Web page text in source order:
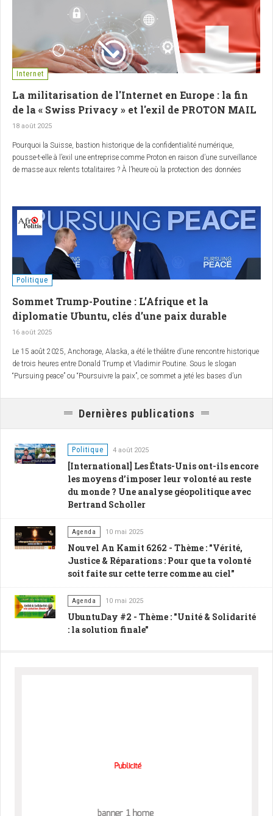
Internet
La militarisation de l'Internet en Europe : la fin
de la « Swiss Privacy » et l'exil de PROTON MAIL
18 août 2025
Pourquoi la Suisse, bastion historique de la confidentialité numérique,
pousse-t-elle à l’exil une entreprise comme Proton en raison d’une surveillance
de masse aux relents totalitaires ? À l’heure où la protection des données
Swiss Privacy » ? Ce départ forcé de Proton marque-t-il un tournant dans la
militarisation de l’Internet en Europe ? Face à ce basculement, quelles
stratégies l’Afrique peut-elle adopter pour récupérer sa souveraineté numérique
et attirer des investissements d'entreprises comme Proton en se positionnant
comme un refuge de la vie privée ?
Politique
Sommet Trump-Poutine : L’Afrique et la
diplomatie Ubuntu, clés d’une paix durable
16 août 2025
Le 15 août 2025, Anchorage, Alaska, a été le théâtre d’une rencontre historique
de trois heures entre Donald Trump et Vladimir Poutine. Sous le slogan
“Pursuing peace” ou “Poursuivre la paix”, ce sommet a jeté les bases d’un
pragmatique, axée sur des "deals" entre belligérants, peut-elle suffire à forger
une paix durable en Ukraine et dans le monde ? Face à une course aux
vivant, et la solidarité –, pourrait-elle offrir une alternative radicalement nouvelle
? En explorant ce tournant historique, AfroPolitis vous invite à découvrir
comment le continent peut contribuer à redessiner les règles d’un monde
multipolaire à même de garantir une paix mondiale durable.
Dernières publications
Politique 4 août 2025
[International] Les États-Unis ont-ils encore
les moyens d’imposer leur volonté au reste
du monde ? Une analyse géopolitique avec
Bertrand Scholler
Agenda 10 mai 2025
Nouvel An Kamit 6262 - Thème : "Vérité,
Justice & Réparations : Pour que ta volonté
soit faite sur cette terre comme au ciel"
Agenda 10 mai 2025
UbuntuDay #2 - Thème : "Unité & Solidarité
: la solution finale"